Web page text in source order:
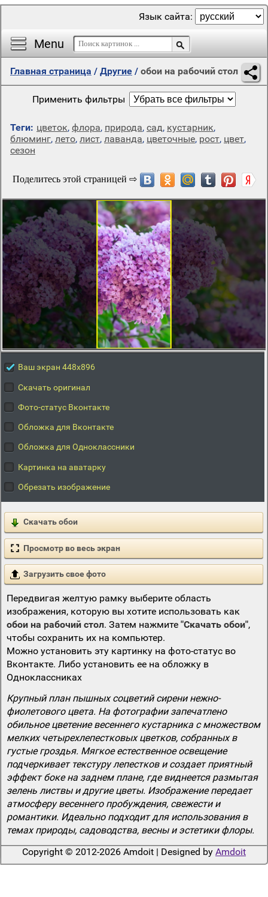
Menu
Язык сайта:
Главная страница / Другие / обои на рабочий стол
Применить фильтры
Теги: цветок, флора, природа, сад, кустарник,
блюминг, лето, лист, лаванда, цветочные, рост, цвет,
сезон
Ваш экран 448x896
Скачать оригинал
Фото-статус Вконтакте
Обложка для Вконтакте
Обложка для Одноклассники
Картинка на аватарку
Обрезать изображение
Скачать обои
Просмотр во весь экран
Загрузить свое фото
Передвигая желтую рамку выберите область
изображения, которую вы хотите использовать как
обои на рабочий стол. Затем нажмите "Скачать обои",
чтобы сохранить их на компьютер.
Можно установить эту картинку на фото-статус во
Вконтакте. Либо установить ее на обложку в
Одноклассниках
Крупный план пышных соцветий сирени нежно-
фиолетового цвета. На фотографии запечатлено
обильное цветение весеннего кустарника с множеством
мелких четырехлепестковых цветков, собранных в
густые гроздья. Мягкое естественное освещение
подчеркивает текстуру лепестков и создает приятный
эффект боке на заднем плане, где виднеется размытая
зелень листвы и другие цветы. Изображение передает
атмосферу весеннего пробуждения, свежести и
романтики. Идеально подходит для использования в
темах природы, садоводства, весны и эстетики флоры.
Copyright © 2012-2026 Amdoit | Designed by Amdoit